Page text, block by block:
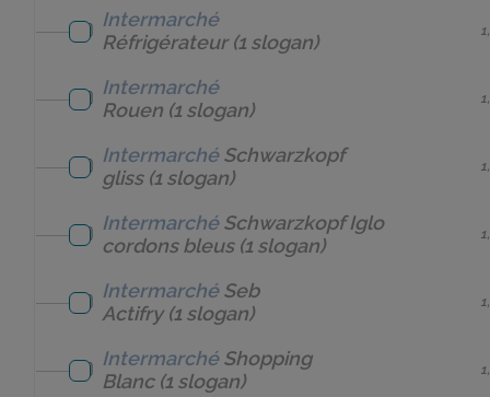
Intermarché
Réfrigérateur(1 slogan)
Intermarché
Rouen (1 slogan)
Intermarché Schwarzkopf
gliss(1 slogan)
Intermarché Schwarzkopf Iglo
cordons bleus(1 slogan)
Intermarché Seb
Actifry(1 slogan)
Intermarché Shopping
Blanc(1 slogan)